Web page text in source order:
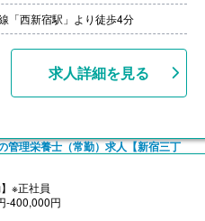
「西新宿駅」より徒歩4分
求人詳細を見る
管理栄養士（常勤）求人【新宿三丁
※正社員
‐400,000円